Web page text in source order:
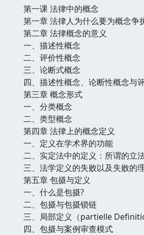
第一课 法律中的概念
第一章 法律人为什么要为概念争
第二章 法律概念的意义
一、描述性概念
二、评价性概念
三、论断式概念
四、描述性概念、论断性概念与
第三章 概念形式
一、分类概念
二、类型概念
第四章 法律上的概念定义
一、定义在学术界的功能
二、实定法中的定义：所谓的立
三、法学定义的失败以及失败的
第五章 包摄与定义
一、什么是包摄?
二、包摄与包摄锁链
三、局部定义（partielle
四、包摄与案例审查模式